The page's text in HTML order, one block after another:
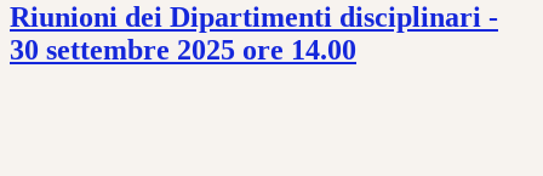
Riunioni dei Dipartimenti disciplinari -
30 settembre 2025 ore 14.00